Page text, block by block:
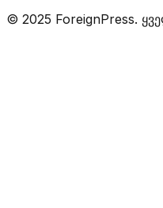
© 2025 ForeignPress.